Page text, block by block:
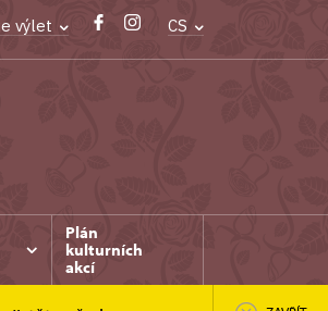
výlet CS
Plán
kulturních
akcí